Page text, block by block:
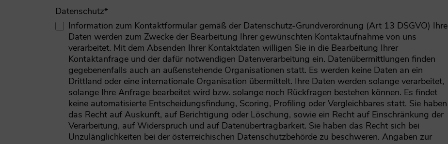
Datenschutz*
Information zum Kontaktformular gemäß der Datenschutz-Grundverordnung (Art 13 DSGVO) Ihre
Daten werden zum Zwecke der Bearbeitung Ihrer gewünschten Kontaktaufnahme von uns
verarbeitet. Mit dem Absenden Ihrer Kontaktdaten willigen Sie in die Bearbeitung Ihrer
Kontaktanfrage und der dafür notwendigen Datenverarbeitung ein. Datenübermittlungen finden
gegebenenfalls auch an außenstehende Organisationen statt. Es werden keine Daten an ein
Drittland oder eine internationale Organisation übermittelt. Ihre Daten werden solange verarbeitet,
solange Ihre Anfrage bearbeitet wird bzw. solange noch Rückfragen bestehen können. Es findet
keine automatisierte Entscheidungsfindung, Scoring, Profiling oder Vergleichbares statt. Sie haben
das Recht auf Auskunft, auf Berichtigung oder Löschung, sowie ein Recht auf Einschränkung der
Verarbeitung, auf Widerspruch und auf Datenübertragbarkeit. Sie haben das Recht sich bei
Unzulänglichkeiten bei der österreichischen Datenschutzbehörde zu beschweren. Angaben zur